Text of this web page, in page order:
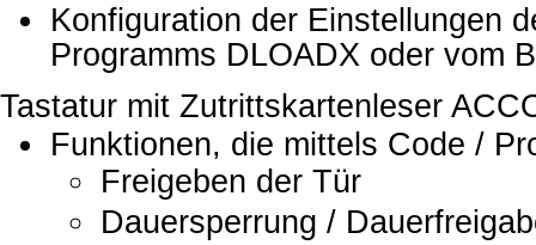
Konfiguration der Einstellungen
Programms DLOADX oder vom
Tastatur mit Zutrittskartenleser
Funktionen, die mittels Code /
Freigeben der Tür
Dauersperrung /